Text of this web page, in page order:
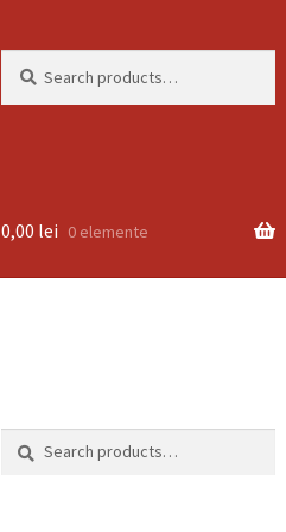
for:
0,00 lei 0 elemente
Search
Search